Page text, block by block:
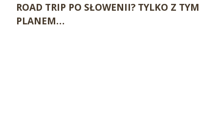
ROAD TRIP PO SŁOWENII? TYLKO Z TYM
PLANEM…